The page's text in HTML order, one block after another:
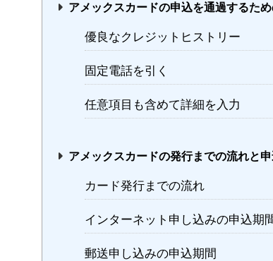
アメックスカードの申込を通過するた
優良なクレジットヒストリー
固定電話を引く
任意項目も含めて詳細を入力
アメックスカードの発行までの流れと
カード発行までの流れ
インターネット申し込みの申込期
郵送申し込みの申込期間